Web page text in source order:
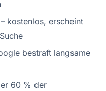
– kostenlos, erscheint
bestraft langsame
60 % der